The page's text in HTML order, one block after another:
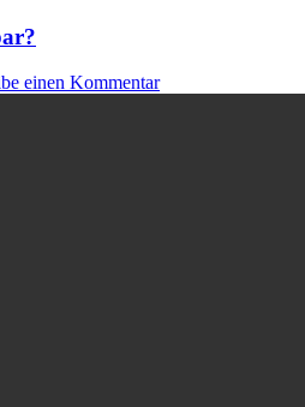
einen Kommentar